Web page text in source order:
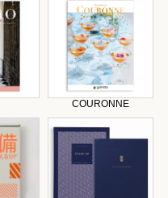
COURONNE